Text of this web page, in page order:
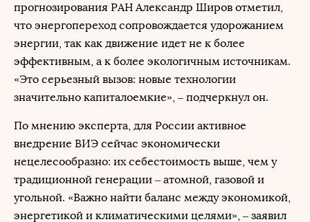
прогнозирования РАН Александр Широв отметил,
что энергопереход сопровождается удорожанием
энергии, так как движение идет не к более
эффективным, а к более экологичным источникам.
«Это серьезный вызов: новые технологии
значительно капиталоемкие», – подчеркнул он.
По мнению эксперта, для России активное
внедрение ВИЭ сейчас экономически
нецелесообразно: их себестоимость выше, чем у
традиционной генерации – атомной, газовой и
угольной. «Важно найти баланс между экономикой,
энергетикой и климатическими целями», – заявил